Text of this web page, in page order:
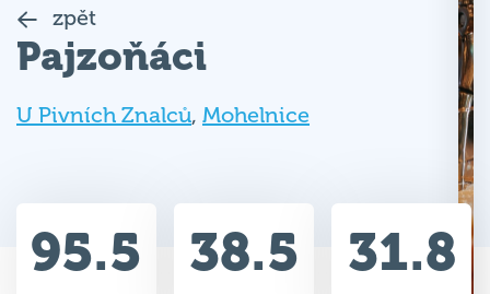
zpět
Pajzoňáci
U Pivních Znalců, Mohelnice
95.5 38.5 31.8